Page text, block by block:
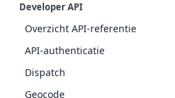
Developer API
Overzicht API-referentie
API-authenticatie
Dispatch
Geocode